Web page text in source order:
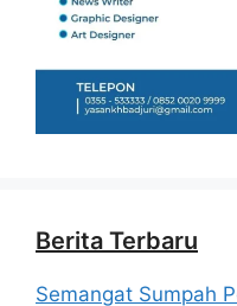
Berita Terbaru
Semangat Sumpah